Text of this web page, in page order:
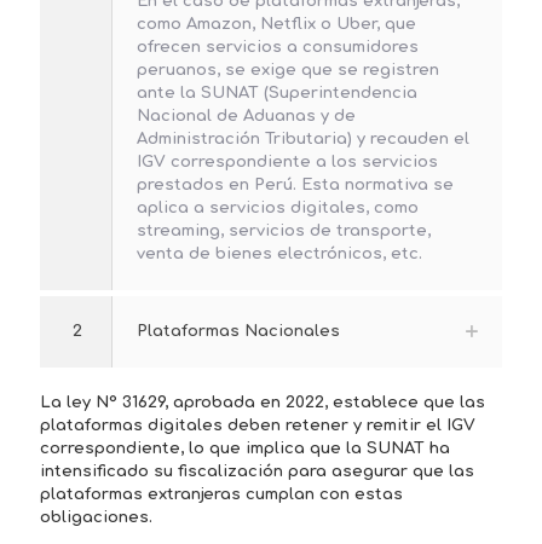
como Amazon, Netflix o Uber, que
ofrecen servicios a consumidores
peruanos, se exige que se registren
ante la SUNAT (Superintendencia
Nacional de Aduanas y de
Administración Tributaria) y recauden el
IGV correspondiente a los servicios
prestados en Perú. Esta normativa se
aplica a servicios digitales, como
streaming, servicios de transporte,
venta de bienes electrónicos, etc.
2 Plataformas Nacionales
La ley N° 31629, aprobada en 2022, establece que las
plataformas digitales deben retener y remitir el IGV
correspondiente, lo que implica que la SUNAT ha
intensificado su fiscalización para asegurar que las
plataformas extranjeras cumplan con estas
obligaciones.